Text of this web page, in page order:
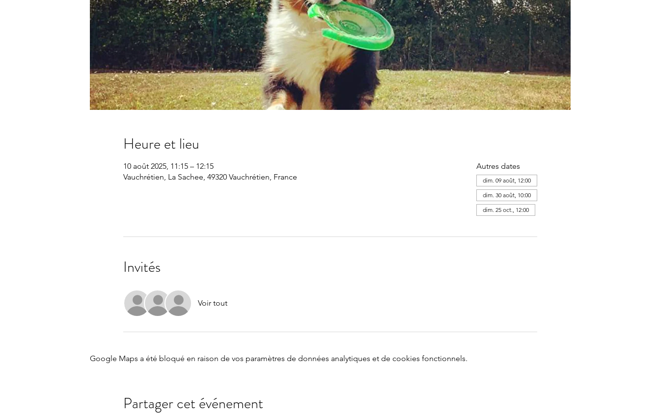
Heure et lieu
10 août 2025, 11:15 – 12:15
Vauchrétien, La Sachee, 49320 Vauchrétien, France
Autres dates
dim. 09 août, 12:00
dim. 30 août, 10:00
dim. 25 oct., 12:00
Invités
Voir tout
Google Maps a été bloqué en raison de vos paramètres de données analytiques et de cookies fonctionnels.
Partager cet événement